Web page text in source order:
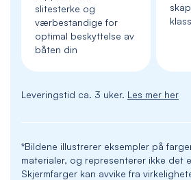
slitesterke og
værbestandige for
optimal beskyttelse av
båten din
Leveringstid ca. 3 uker. Les mer her
*Bildene illustrerer eksempler på
materialer, og representerer ikke det
Skjermfarger kan avvike fra